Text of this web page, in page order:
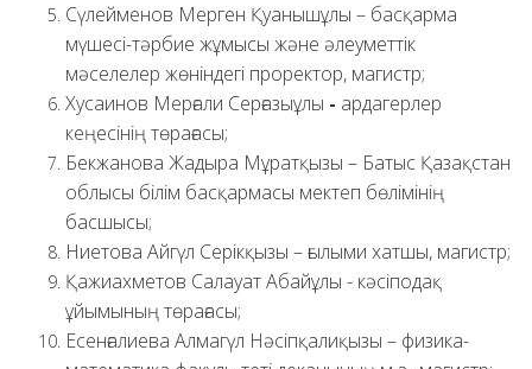
Сүлейменов Мерген Қуанышұлы – басқарма
мүшесі-тәрбие жұмысы және әлеуметтік
мәселелер жөніндегі проректор, магистр;
Хусаинов Мерғали Серғазыұлы - ардагерлер
кеңесінің төрағасы;
Бекжанова Жадыра Мұратқызы – Батыс Қазақстан
облысы білім басқармасы мектеп бөлімінің
басшысы;
Ниетова Айгүл Серікқызы – ғылыми хатшы, магистр;
Қажиахметов Салауат Абайұлы - кәсіподақ
ұйымының төрағасы;
Есенғалиева Алмагүл Нәсіпқалиқызы – физика-